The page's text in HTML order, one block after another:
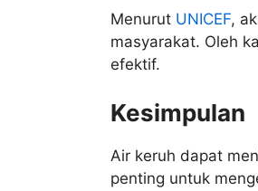
Menurut UNICEF,
masyarakat. Oleh
efektif.
Kesimpulan
Air keruh dapat
penting untuk